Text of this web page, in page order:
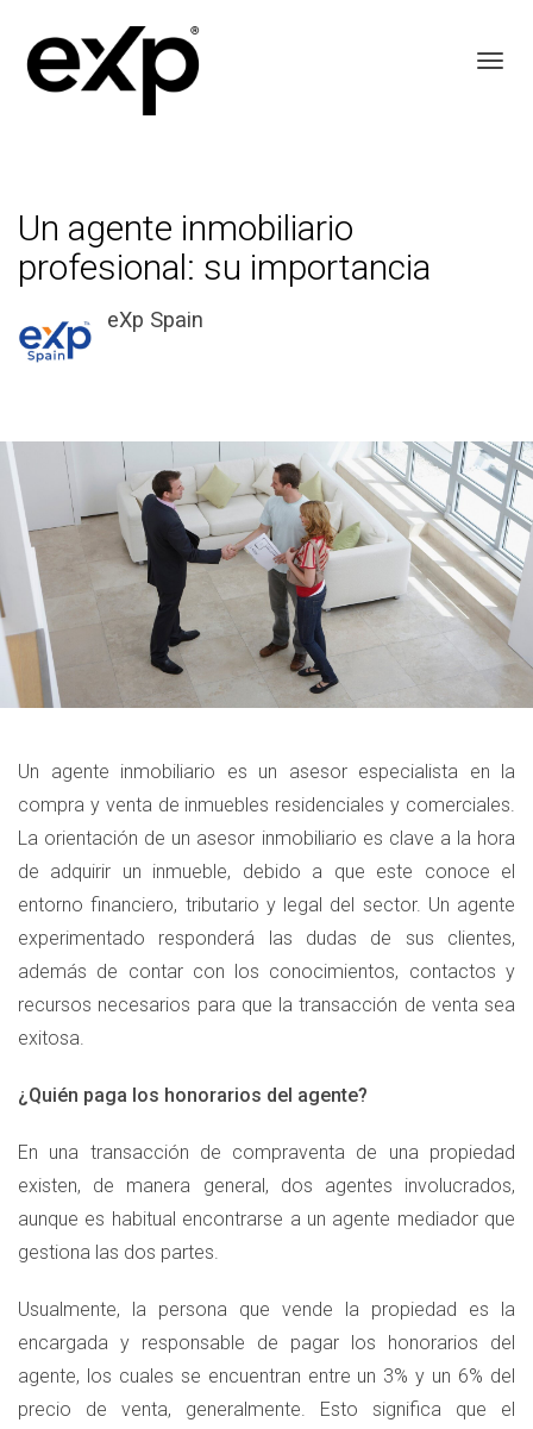
Un agente inmobiliario
profesional: su importancia
eXp Spain
Un agente inmobiliario es un asesor especialista en la
compra y venta de inmuebles residenciales y comerciales.
La orientación de un asesor inmobiliario es clave a la hora
de adquirir un inmueble, debido a que este conoce el
entorno financiero, tributario y legal del sector. Un agente
experimentado responderá las dudas de sus clientes,
además de contar con los conocimientos, contactos y
recursos necesarios para que la transacción de venta sea
exitosa.
¿Quién paga los honorarios del agente?
En una transacción de compraventa de una propiedad
existen, de manera general, dos agentes involucrados,
aunque es habitual encontrarse a un agente mediador que
gestiona las dos partes.
Usualmente, la persona que vende la propiedad es la
encargada y responsable de pagar los honorarios del
agente, los cuales se encuentran entre un 3% y un 6% del
precio de venta, generalmente. Esto significa que el